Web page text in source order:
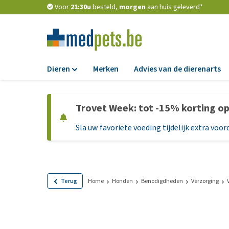
Voor 21:30u besteld, morgen aan huis geleverd*
Dieren
Hondenbrokken
Natvoer
Graanvrij
Merken Advies van de dierenarts
Trovet Week: tot -15% korting
Sla uw favoriete voeding tijdelijk extra
Terug Home Honden Benodigdheden Verzorging